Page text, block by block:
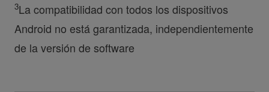
3La compatibilidad con todos los dispositivos
Android no está garantizada, independientemente
de la versión de software